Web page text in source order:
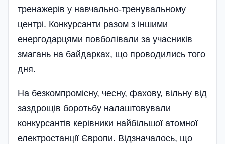
тренажерів у навчально-тренувальному
центрі. Конкурсанти разом з іншими
енергодарцями повболівали за учасників
змагань на байдарках, що проводились того
дня.
На безкомпромісну, чесну, фахову, вільну від
заздрощів боротьбу налаштовували
конкурсантів керівники найбільшої атомної
електростанції Європи. Відзначалось, що